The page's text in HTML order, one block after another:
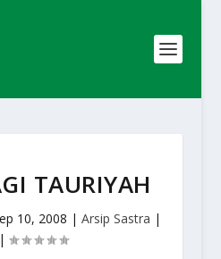
TAURIYAH
10, 2008 | Arsip Sastra |